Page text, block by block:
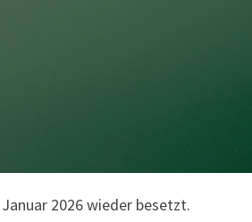
2026 wieder besetzt.